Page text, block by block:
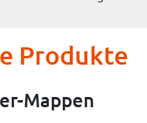
Produkte
Mappen